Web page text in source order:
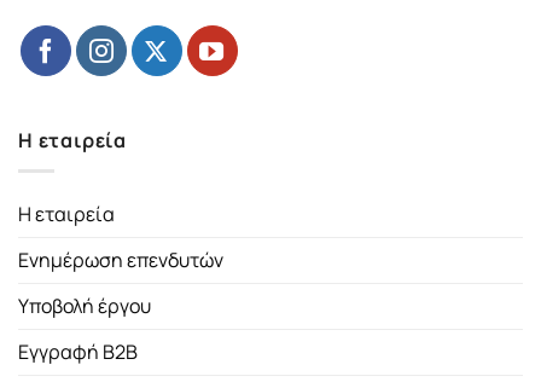
Η εταιρεία
Η εταιρεία
Ενημέρωση επενδυτών
Υποβολή έργου
Εγγραφή B2B